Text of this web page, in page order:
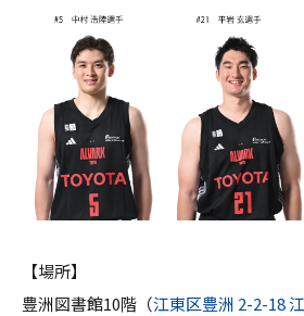
【場所】
豊洲図書館10階（江東区豊洲 2-2-18